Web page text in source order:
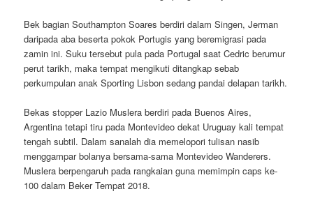
Bek bagian Southampton Soares berdiri dalam Singen, Jerman
daripada aba beserta pokok Portugis yang beremigrasi pada
zamin ini. Suku tersebut pula pada Portugal saat Cedric berumur
perut tarikh, maka tempat mengikuti ditangkap sebab
perkumpulan anak Sporting Lisbon sedang pandai delapan tarikh.
Bekas stopper Lazio Muslera berdiri pada Buenos Aires,
Argentina tetapi tiru pada Montevideo dekat Uruguay kali tempat
tengah subtil. Dalam sanalah dia memelopori tulisan nasib
menggampar bolanya bersama-sama Montevideo Wanderers.
Muslera berpengaruh pada rangkaian guna memimpin caps ke-
100 dalam Beker Tempat 2018.